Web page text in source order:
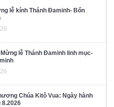
lễ kính Thánh Đaminh- Bổn
lễ Thánh Đaminh linh mục-
Chúa Kitô Vua: Ngày hành
8.2026